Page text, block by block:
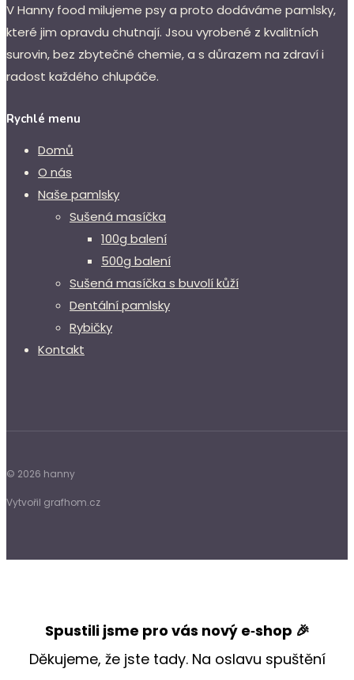
V Hanny food milujeme psy a proto dodáváme pamlsky,
které jim opravdu chutnají. Jsou vyrobené z kvalitních
surovin, bez zbytečné chemie, a s důrazem na zdraví i
radost každého chlupáče.
Rychlé menu
Domů
O nás
Naše pamlsky
Sušená masíčka
100g balení
500g balení
Sušená masíčka s buvolí kůží
Dentální pamlsky
Rybičky
Kontakt
© 2026 hanny
Vytvořil grafhom.cz
Spustili jsme pro vás nový e‑shop 🎉
Děkujeme, že jste tady. Na oslavu spuštění